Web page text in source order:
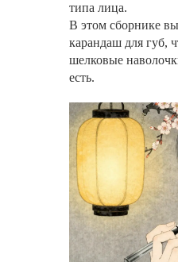
типа лица.
В этом сборнике
карандаш для губ,
шелковые
есть.